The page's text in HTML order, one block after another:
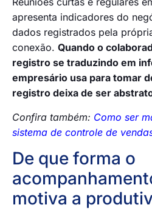
apresenta indicadores do
dados registrados pela
conexão. Quando o
registro se traduzindo em
empresário usa para tomar
registro deixa de ser
Confira também: Como ser
sistema de controle de
De que forma o
motiva a